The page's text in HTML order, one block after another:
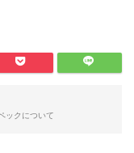
ックについて